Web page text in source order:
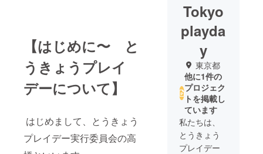
【はじめに〜 と
うきょうプレイ
デーについて】
はじめまして、とうきょう
プレイデー実行委員会の高
Tokyo
playda
y
東京都
他に1件の
プロジェク
トを掲載し
ています
私たちは、
とうきょう
プレイデー